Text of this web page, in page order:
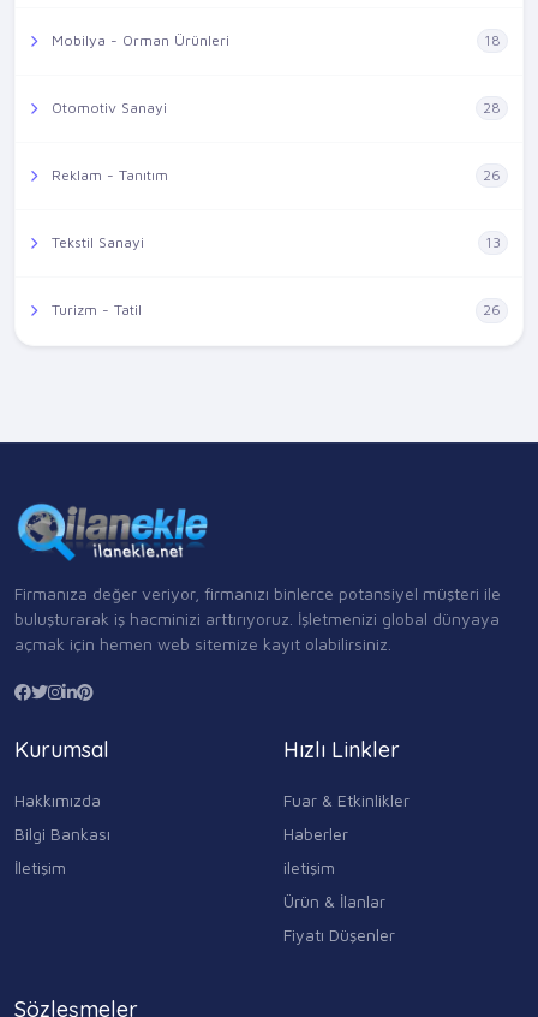
Mobilya - Orman Ürünleri 18
Otomotiv Sanayi 28
Reklam - Tanıtım 26
Tekstil Sanayi 13
Turizm - Tatil 26
Firmanıza değer veriyor, firmanızı binlerce potansiyel müşteri ile
buluşturarak iş hacminizi arttırıyoruz. İşletmenizi global dünyaya
açmak için hemen web sitemize kayıt olabilirsiniz.
Kurumsal
Hakkımızda
Bilgi Bankası
İletişim
Hızlı Linkler
Fuar & Etkinlikler
Haberler
iletişim
Ürün & İlanlar
Fiyatı Düşenler
Sözleşmeler